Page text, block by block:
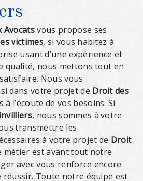
Avocatsvous propose ses
victimes, si vous habitez à
usant d’une expérience et
qualité, nous mettons tout en
Nous vous
dans votre projet de Droit des
l’écoute de vos besoins. Si
, nous sommes à votre
transmettre les
à votre projet de Droit
métier est avant tout notre
avec vous renforce encore
réussir. Toute notre équipe est